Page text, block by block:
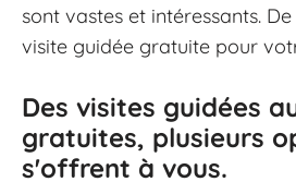
sont vastes et intéressants.
visite guidée gratuite pour
Des visites guidées
gratuites, plusieurs
s'offrent à vous.